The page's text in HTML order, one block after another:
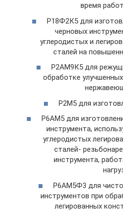
время
Р18Ф2К5 для
черновых
углеродистых и
сталей на
Р2АМ9К5 для
обработке
Р2М5 для
Р6АМ5 для
инструмента,
углеродистых
сталей-
инструмента,
Р6АМ5Ф3 для
инструментов при
легированных